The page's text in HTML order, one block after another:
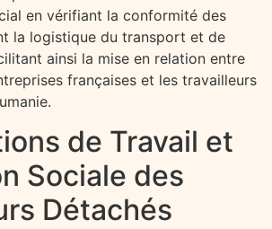
en vérifiant la conformité des
la logistique du transport et de
ainsi la mise en relation entre
françaises et les travailleurs
de Travail et
Sociale des
Détachés